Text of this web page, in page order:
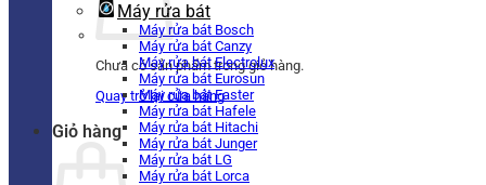
Chưa có sản phẩm trong giỏ hàng.
Quay trở lại cửa hàng
Giỏ hàng
Máy rửa bát
Máy rửa bát Bosch
Máy rửa bát Canzy
Máy rửa bát Electrolux
Máy rửa bát Eurosun
Máy rửa bát Faster
Máy rửa bát Hafele
Máy rửa bát Hitachi
Máy rửa bát Junger
Máy rửa bát LG
Máy rửa bát Lorca